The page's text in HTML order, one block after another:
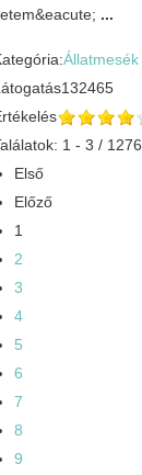
...
Állatmesék
132465
1 - 3 / 1276
Első
Előző
1
2
3
4
5
6
7
8
9